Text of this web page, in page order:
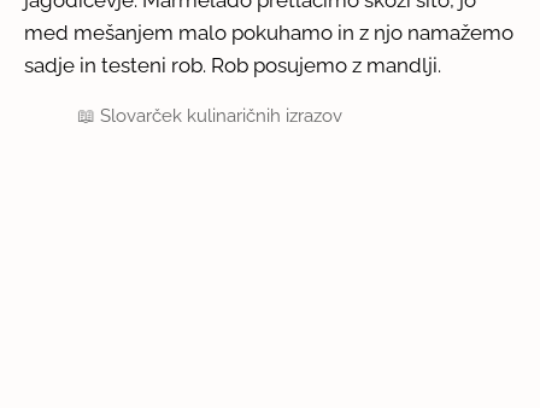
med mešanjem malo pokuhamo in z njo namažemo
sadje in testeni rob. Rob posujemo z mandlji.
📖Slovarček kulinaričnih izrazov